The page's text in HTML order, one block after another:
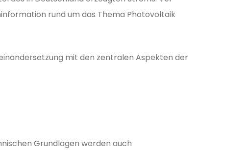
rund um das Thema Photovoltaik
mit den zentralen Aspekten der
Grundlagen werden auch